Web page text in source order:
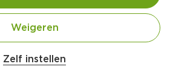
Zelf instellen
Weigeren